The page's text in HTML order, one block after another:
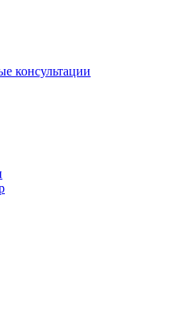
консультации